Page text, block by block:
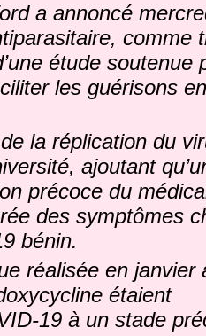
a annoncé
comme
étude soutenue
les guérisons
la réplication du
ajoutant
précoce du
des symptômes
bénin.
réalisée en janvier
étaient
19 à un stade